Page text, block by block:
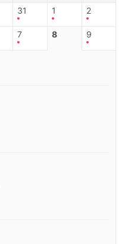
31 1 2
7 8 9